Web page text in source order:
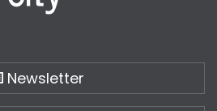
Newsletter